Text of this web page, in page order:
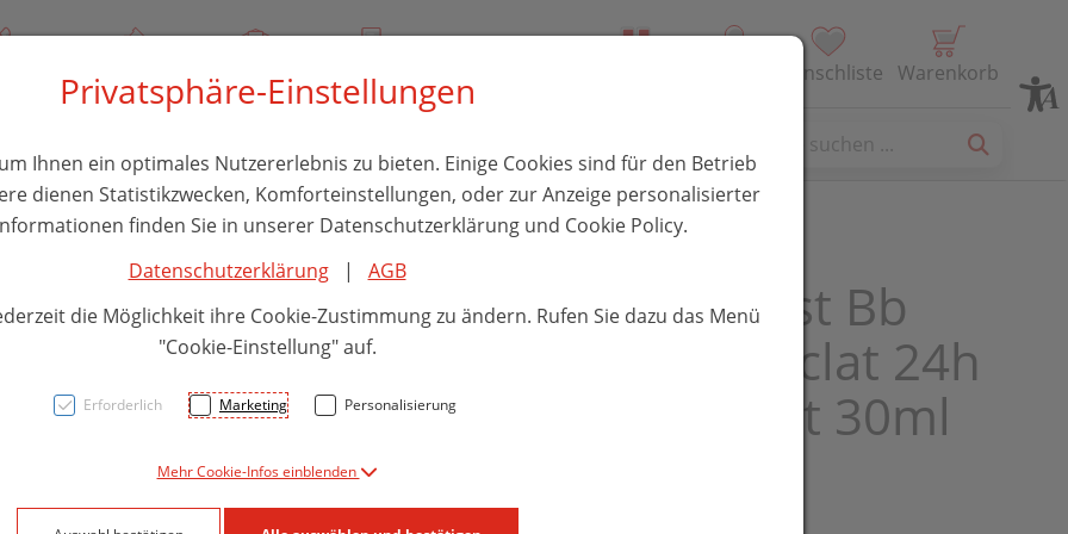
Über uns Rezept-Anfrage Service Wunschliste Warenkorb
Nuxe Tinted Moist Bb
Cream Le Teint Eclat 24h
Moisturising Light 30ml
Privatsphäre-Einstellungen
Ihnen ein optimales Nutzererlebnis zu bieten. Einige Cookies sind für den Betrieb
dienen Statistikzwecken, Komforteinstellungen, oder zur Anzeige personalisierter
finden Sie in unserer Datenschutzerklärung und Cookie Policy.
Datenschutzerklärung| AGB
die Möglichkeit ihre Cookie-Zustimmung zu ändern. Rufen Sie dazu das Menü
"Cookie-Einstellung" auf.
Erforderlich Marketing Personalisierung
Mehr Cookie-Infos einblenden